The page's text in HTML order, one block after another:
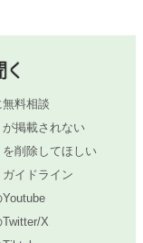
無料相談
が掲載されない
を削除してほしい
ガイドライン
Twitter/X